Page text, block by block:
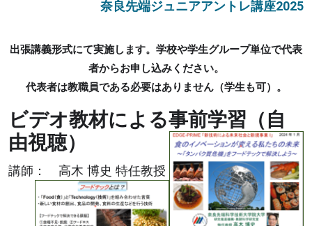
奈良先端ジュニアアントレ講座2025
出張講義形式にて実施します。学校や学生グループ単位で代表
者からお申し込みください。
代表者は教職員である必要はありません（学生も可）。
ビデオ教材による事前学習（自
由視聴）
講師： 高木 博史 特任教授